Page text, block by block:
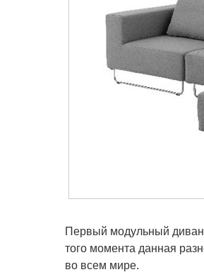
Первый модульный
того момента данная
во всем мире.